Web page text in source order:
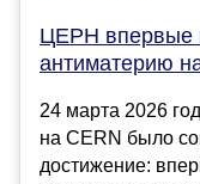
ЦЕРН впервые
антиматерию
24 марта 2026
на CERN было
достижение: